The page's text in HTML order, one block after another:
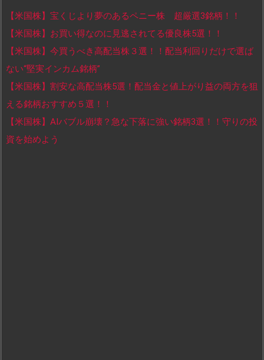
【米国株】宝くじより夢のあるペニー株 超厳選3銘柄！！
【米国株】お買い得なのに見逃されてる優良株5選！！
【米国株】今買うべき高配当株３選！！配当利回りだけで選ば
ない“堅実インカム銘柄”
【米国株】割安な高配当株5選！配当金と値上がり益の両方を狙
える銘柄おすすめ５選！！
【米国株】AIバブル崩壊？急な下落に強い銘柄3選！！守りの投
資を始めよう